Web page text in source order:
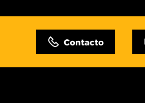
Contacto